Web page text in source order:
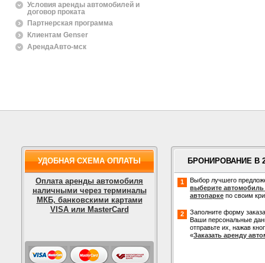
Условия аренды автомобилей и
договор проката
Партнерская программа
Клиентам Genser
АрендаАвто-мск
УДОБНАЯ СХЕМА ОПЛАТЫ
Оплата аренды автомобиля
наличными через терминалы
МКБ, банковскими картами
VISA или MasterCard
БРОНИРОВАНИЕ В
1
Выбор лучшего
выберите
автопарке по своим
2
Заполните форму
Ваши персональные
отправьте их, нажав
«Заказать аренду